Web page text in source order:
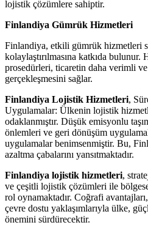
lojistik çözümlere sahiptir.
Finlandiya Gümrük Hizmetleri
Finlandiya, etkili gümrük hizmetleri
kolaylaştırılmasına katkıda bulunur.
prosedürleri, ticaretin daha verimli
gerçekleşmesini sağlar.
Finlandiya Lojistik Hizmetleri,
Uygulamalar: Ülkenin lojistik
odaklanmıştır. Düşük emisyonlu
önlemleri ve geri dönüşüm
uygulamalar benimsenmiştir. Bu,
azaltma çabalarını yansıtmaktadır.
Finlandiya lojistik hizmetleri,
ve çeşitli lojistik çözümleri ile
rol oynamaktadır. Coğrafi
çevre dostu yaklaşımlarıyla ülke,
önemini sürdürecektir.